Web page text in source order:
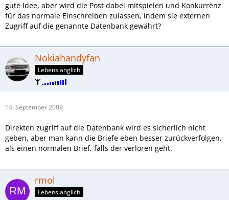
gute Idee, aber wird die Post dabei mitspielen und Konkurrenz
für das normale Einschreiben zulassen, indem sie externen
Zugriff auf die genannte Datenbank gewährt?
Nokiahandyfan
Lebenslänglich
14. September 2009
Direkten zugriff auf die Datenbank wird es sicherlich nicht
geben, aber man kann die Briefe eben besser zurückverfolgen,
als einen normalen Brief, falls der verloren geht.
rmol
Lebenslänglich